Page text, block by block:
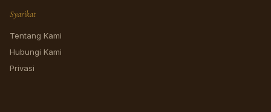
Syarikat
Tentang Kami
Hubungi Kami
Privasi